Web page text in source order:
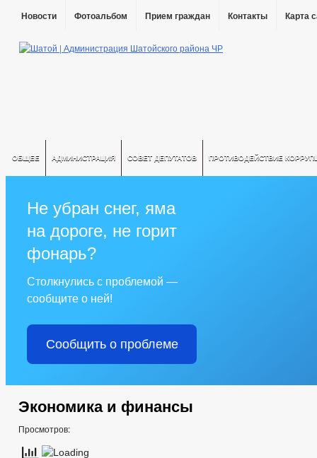
Новости Фотоальбом Прием граждан Контакты Карта
ОБЩЕЕ АДМИНИСТРАЦИЯ СОВЕТ ДЕПУТАТОВ ПРОТИВОДЕЙСТВИЕ
Не убран снег, яма
на дороге, не горит
фонарь?
Столкнулись с проблемой —
сообщите о ней!
Сообщить о проблеме
Экономика и финансы
Просмотров: